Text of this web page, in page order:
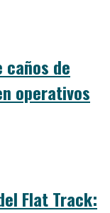
de
operativos
Flat Track: